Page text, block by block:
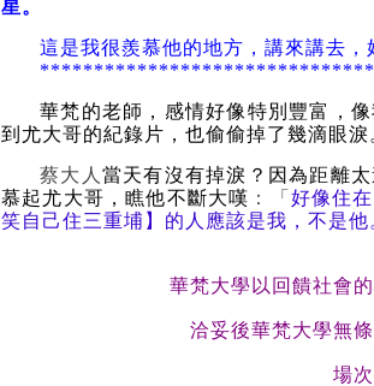
星。
這是我很羨慕他的地方，講來講去
華梵的老師，感情好像特別豐富，
到尤大哥的紀錄片，也偷偷掉了幾滴眼淚
蔡大人 當天有沒有掉淚？因為距離
慕起尤大哥，瞧他不斷大嘆 ：「 好像住
笑自己住三重埔】的人應該是我，不是
華梵大學以回饋社會
洽妥後華梵大學無
場